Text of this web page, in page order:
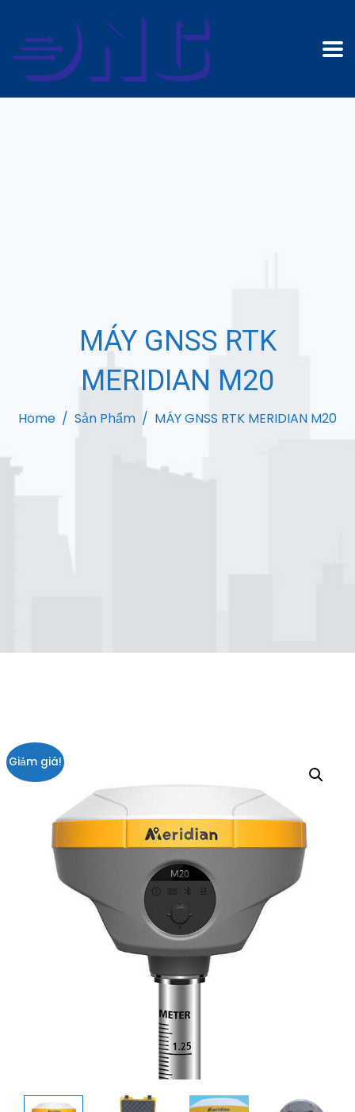
MÁY GNSS RTK
MERIDIAN M20
Home Sản Phẩm MÁY GNSS RTK MERIDIAN M20
Giảm giá!